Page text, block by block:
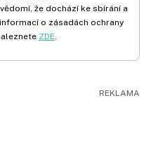
že dochází ke sbírání a
o zásadách ochrany
ZDE.